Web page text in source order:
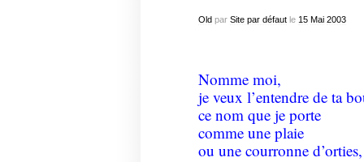
Oldpar Site par défautle 15 Mai 2003
Nomme moi,
je veux l’entendre de ta
ce nom que je porte
comme une plaie
ou une courronne d’orties,